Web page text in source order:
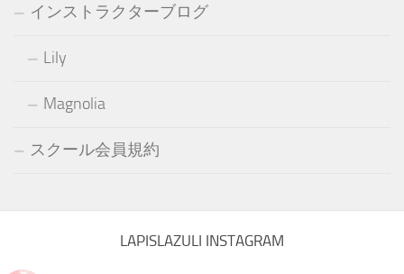
インストラクターブログ
Lily
Magnolia
スクール会員規約
LAPISLAZULI INSTAGRAM